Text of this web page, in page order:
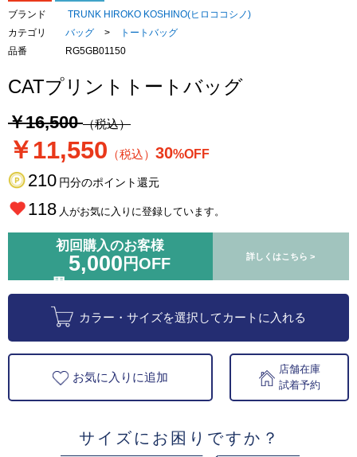
ブランド
TRUNK HIROKO KOSHINO(ヒロココシノ)
カテゴリ
バッグ >
トートバッグ
品番
RG5GB01150
CATプリントトートバッグ
￥16,500（税込）
￥11,550 （税込） 30%OFF
210 円分のポイント還元
118 人がお気に入りに登録しています。
初回購入のお客様
5,000 円OFF 詳しくはこちら >
カラー・サイズを選択してカートに入れる
お気に入りに追加
店舗在庫
試着予約
サイズにお困りですか？